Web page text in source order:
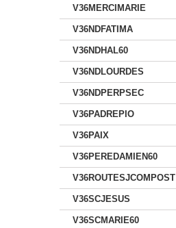
V36MERCIMARIE
V36NDFATIMA
V36NDHAL60
V36NDLOURDES
V36NDPERPSEC
V36PADREPIO
V36PAIX
V36PEREDAMIEN60
V36ROUTESJCOMPOST
V36SCJESUS
V36SCMARIE60